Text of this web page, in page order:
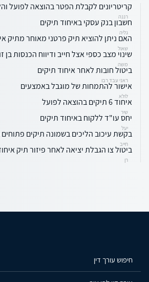
קריטריונים לקבלת הפטר בהוצאה לפועל
רננה
חשבון בנק עסקי באיחוד תיקים
גליה
האם ניתן להוציא תיק פרטני מאוחר מתיק
שאול
שינוי מצב כספי אצל חייב ודיווח הכנסות בן
משה
ביטול חובות לאחר איחוד תיקים
ראני עבד רבו
אישור להתמחות של מוגבל באמצעים
לולא
איחוד 6 תיקים בהוצאה לפועל
שיר
יחס עו"ד ללקוח באיחוד תיקים
יעל
בקשת עיכוב הליכים בשמונה תיקים
חייב
ביטול צו הגבלת יציאה לאחר פיזור תיק
רן
חיפוש עורך דין